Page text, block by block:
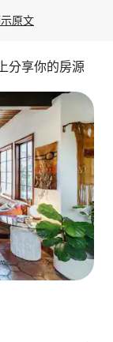
原文
分享你的房源